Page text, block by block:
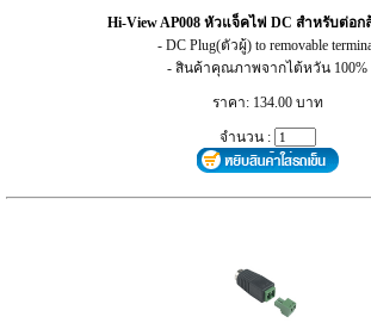
Hi-View AP008 หัวแจ็คไฟ DC สำหรับต่อก
- DC Plug(ตัวผู้) to removable
- สินค้าคุณภาพจากไต้หวัน 100%
ราคา: 134.00 บาท
จำนวน :